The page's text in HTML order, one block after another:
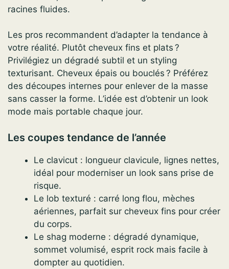
racines fluides.
Les pros recommandent d’adapter la tendance à
votre réalité. Plutôt cheveux fins et plats ?
Privilégiez un dégradé subtil et un styling
texturisant. Cheveux épais ou bouclés ? Préférez
des découpes internes pour enlever de la masse
sans casser la forme. L’idée est d’obtenir un look
mode mais portable chaque jour.
Les coupes tendance de l’année
Le clavicut : longueur clavicule, lignes nettes,
idéal pour moderniser un look sans prise de
risque.
Le lob texturé : carré long flou, mèches
aériennes, parfait sur cheveux fins pour créer
du corps.
Le shag moderne : dégradé dynamique,
sommet volumisé, esprit rock mais facile à
dompter au quotidien.